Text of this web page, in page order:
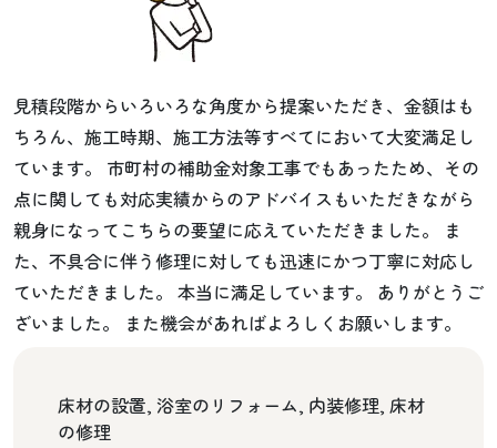
見積段階からいろいろな角度から提案いただき、金額はも
ちろん、施工時期、施工方法等すべてにおいて大変満足し
ています。 市町村の補助金対象工事でもあったため、その
点に関しても対応実績からのアドバイスもいただきながら
親身になってこちらの要望に応えていただきました。 ま
た、不具合に伴う修理に対しても迅速にかつ丁寧に対応し
ていただきました。 本当に満足しています。 ありがとうご
ざいました。 また機会があればよろしくお願いします。
床材の設置, 浴室のリフォーム, 内装修理, 床材
の修理